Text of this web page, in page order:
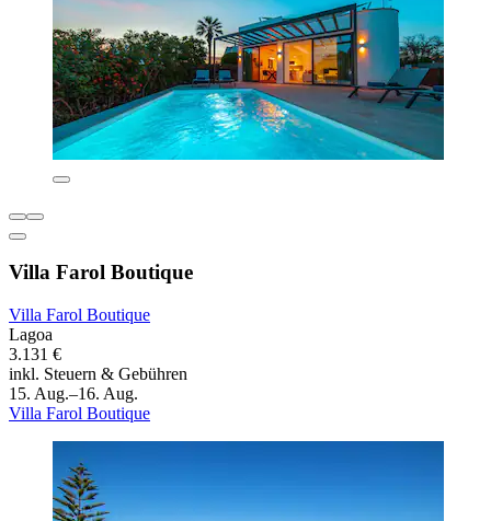
Villa Farol Boutique
Villa Farol Boutique
Lagoa
3.131 €
inkl. Steuern & Gebühren
15. Aug.–16. Aug.
Villa Farol Boutique